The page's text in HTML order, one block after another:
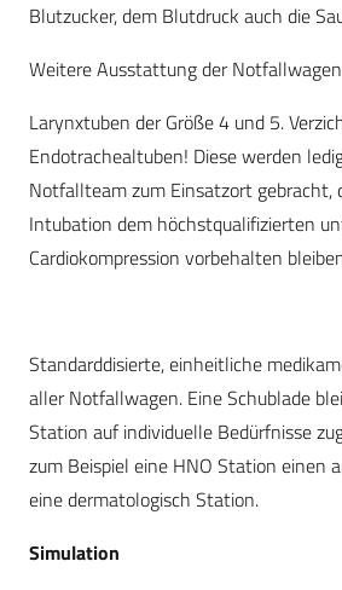
Blutzucker, dem Blutdruck auch die
Weitere Ausstattung der
Larynxtuben der Größe 4 und 5.
Endotrachealtuben! Diese werden
Notfallteam zum Einsatzort gebracht,
Intubation dem höchstqualifizierten
Cardiokompression vorbehalten
Standarddisierte, einheitliche
aller Notfallwagen. Eine Schublade
Station auf individuelle Bedürfnisse
zum Beispiel eine HNO Station einen
eine dermatologisch Station.
Simulation